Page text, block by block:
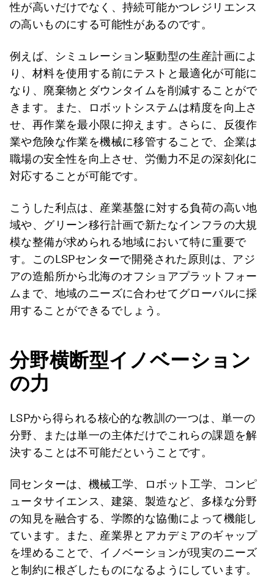
性が高いだけでなく、持続可能かつレジリエンス
の高いものにする可能性があるのです。
例えば、シミュレーション駆動型の生産計画によ
り、材料を使用する前にテストと最適化が可能に
なり、廃棄物とダウンタイムを削減することがで
きます。また、ロボットシステムは精度を向上さ
せ、再作業を最小限に抑えます。さらに、反復作
業や危険な作業を機械に移管することで、企業は
職場の安全性を向上させ、労働力不足の深刻化に
対応することが可能です。
こうした利点は、産業基盤に対する負荷の高い地
域や、グリーン移行計画で新たなインフラの大規
模な整備が求められる地域において特に重要で
す。このLSPセンターで開発された原則は、アジ
アの造船所から北海のオフショアプラットフォー
ムまで、地域のニーズに合わせてグローバルに採
用することができるでしょう。
分野横断型イノベーション
の力
LSPから得られる核心的な教訓の一つは、単一の
分野、または単一の主体だけでこれらの課題を解
決することは不可能だということです。
同センターは、機械工学、ロボット工学、コンピ
ュータサイエンス、建築、製造など、多様な分野
の知見を融合する、学際的な協働によって機能し
ています。また、産業界とアカデミアのギャップ
を埋めることで、イノベーションが現実のニーズ
と制約に根ざしたものになるようにしています。